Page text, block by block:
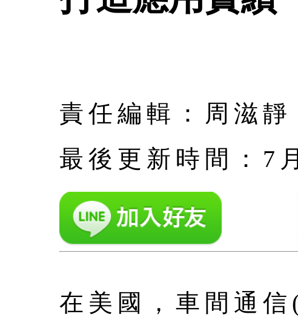
責任編輯：周滋靜
最後更新時間：7
在美國，車間通